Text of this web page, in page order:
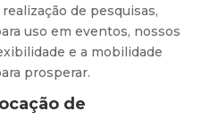
de pesquisas,
uso em eventos, nossos
e a mobilidade
prosperar.
de